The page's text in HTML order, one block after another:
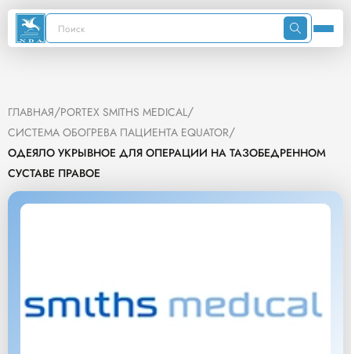
ГЛАВНАЯ/PORTEX SMITHS MEDICAL/
СИСТЕМА ОБОГРЕВА ПАЦИЕНТА EQUATOR/
ОДЕЯЛО УКРЫВНОЕ ДЛЯ ОПЕРАЦИИ НА ТАЗОБЕДРЕННОМ
СУСТАВЕ ПРАВОЕ